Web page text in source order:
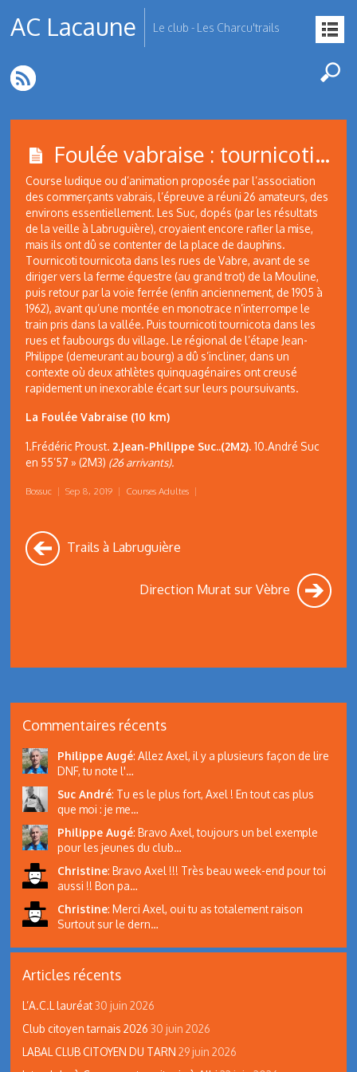
AC Lacaune Le club - Les Charcu'trails
Foulée vabraise : tournicoti…
Course ludique ou d’animation proposée par l’association
des commerçants vabrais, l’épreuve a réuni 26 amateurs, des
environs essentiellement. Les Suc, dopés (par les résultats
de la veille à Labruguière), croyaient encore rafler la mise,
mais ils ont dû se contenter de la place de dauphins.
Tournicoti tournicota dans les rues de Vabre, avant de se
diriger vers la ferme équestre (au grand trot) de la Mouline,
puis retour par la voie ferrée (enfin anciennement, de 1905 à
1962), avant qu’une montée en monotrace n’interrompe le
train pris dans la vallée. Puis tournicoti tournicota dans les
rues et faubourgs du village. Le régional de l’étape Jean-
Philippe (demeurant au bourg) a dû s’incliner, dans un
contexte où deux athlètes quinquagénaires ont creusé
rapidement un inexorable écart sur leurs poursuivants.
La Foulée Vabraise (10 km)
1.Frédéric Proust. 2.Jean-Philippe Suc..(2M2).10.André Suc
en 55’57 » (2M3) (26 arrivants).
Bossuc | Sep 8, 2019 | Courses Adultes |
Trails à Labruguière
Direction Murat sur Vèbre
Commentaires récents
Philippe Augé: Allez Axel, il y a plusieurs façon de lire
DNF, tu note l'…
Suc André: Tu es le plus fort, Axel ! En tout cas plus
que moi : je me…
Philippe Augé: Bravo Axel, toujours un bel exemple
pour les jeunes du club…
Christine: Bravo Axel !!! Très beau week-end pour toi
aussi !! Bon pa…
Christine: Merci Axel, oui tu as totalement raison
Surtout sur le dern…
Articles récents
L’A.C.L lauréat 30 juin 2026
Club citoyen tarnais 2026 30 juin 2026
LABAL CLUB CITOYEN DU TARN 29 juin 2026